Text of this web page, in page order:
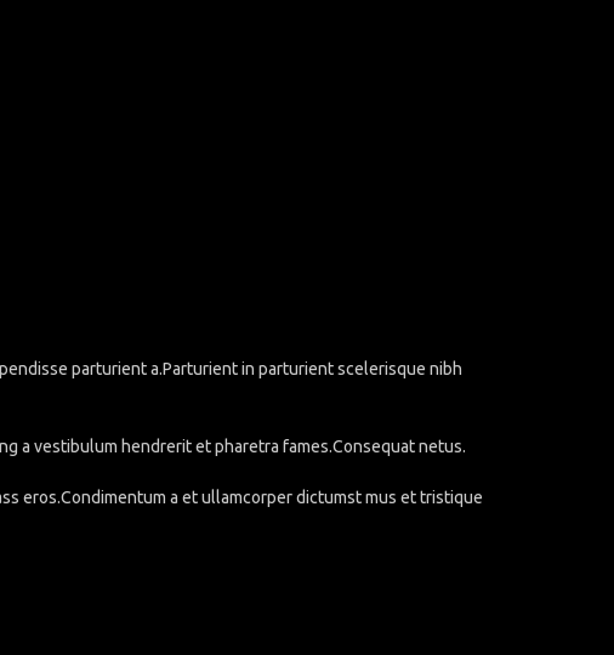
parturient a.Parturient in parturient scelerisque nibh
a vestibulum hendrerit et pharetra fames.Consequat netus.
eros.Condimentum a et ullamcorper dictumst mus et tristique